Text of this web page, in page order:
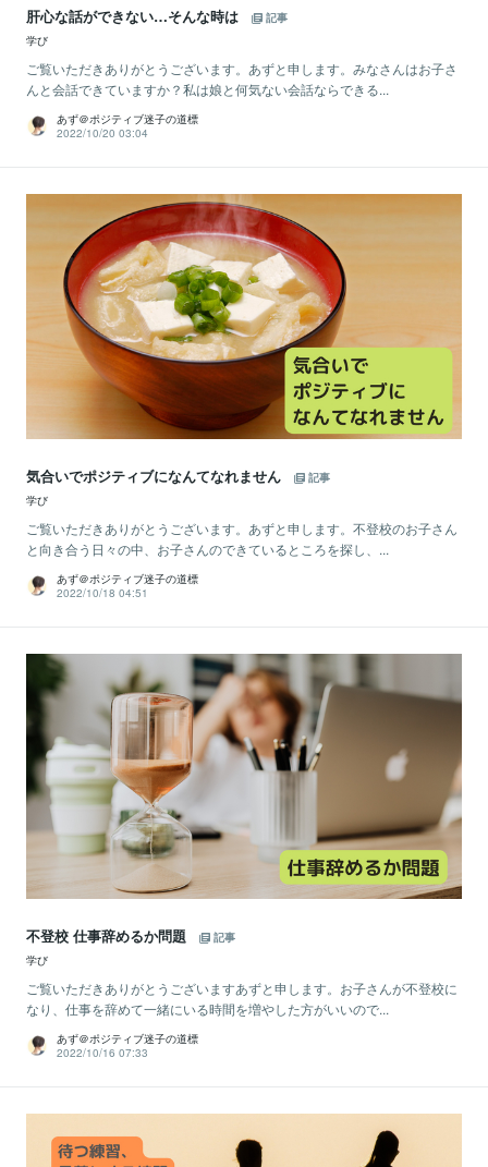
肝心な話ができない…そんな時は
記事
学び
ご覧いただきありがとうございます。あずと申します。みなさんはお子さ
んと会話できていますか？私は娘と何気ない会話ならできる...
あず＠ポジティブ迷子の道標
2022/10/20 03:04
気合いでポジティブになんてなれません
記事
学び
ご覧いただきありがとうございます。あずと申します。不登校のお子さん
と向き合う日々の中、お子さんのできているところを探し、...
あず＠ポジティブ迷子の道標
2022/10/18 04:51
不登校 仕事辞めるか問題
記事
学び
ご覧いただきありがとうございますあずと申します。お子さんが不登校に
なり、仕事を辞めて一緒にいる時間を増やした方がいいので...
あず＠ポジティブ迷子の道標
2022/10/16 07:33